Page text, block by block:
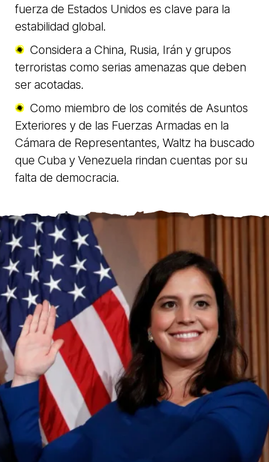
fuerza de Estados Unidos es clave para la
estabilidad global.
Considera a China, Rusia, Irán y grupos
terroristas como serias amenazas que deben
ser acotadas.
Como miembro de los comités de Asuntos
Exteriores y de las Fuerzas Armadas en la
Cámara de Representantes, Waltz ha buscado
que Cuba y Venezuela rindan cuentas por su
falta de democracia.